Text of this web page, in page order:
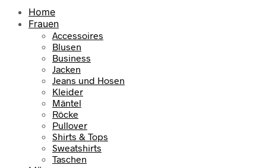
Home
Frauen
Accessoires
Blusen
Business
Jacken
Jeans und Hosen
Kleider
Mäntel
Röcke
Pullover
Shirts & Tops
Sweatshirts
Taschen